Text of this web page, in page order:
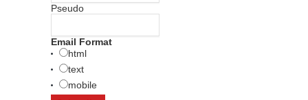
Pseudo
Email Format
html
text
mobile